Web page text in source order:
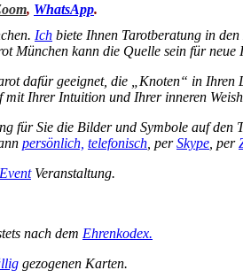
, WhatsApp.
Ich biete Ihnen Tarotberatung in
München kann die Quelle sein für neue
dafür geeignet, die „Knoten“ in Ihren
mit Ihrer Intuition und Ihrer inneren
fürSie die Bilder und Symbole auf den
persönlich, telefonisch , perSkype , per
EventVeranstaltung.
nach dem Ehrenkodex.
gezogenen Karten.